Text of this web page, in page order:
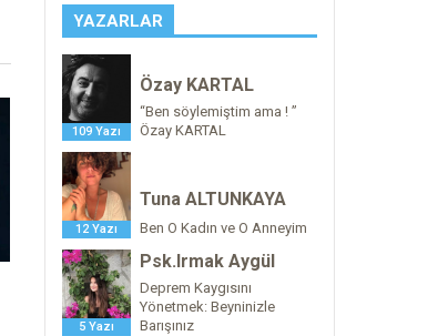
YAZARLAR
109 Yazı
Özay KARTAL
“Ben söylemiştim ama ! ”
Özay KARTAL
12 Yazı
Tuna ALTUNKAYA
Ben O Kadın ve O Anneyim
5 Yazı
Psk.Irmak Aygül
Deprem Kaygısını
Yönetmek: Beyninizle
Barışınız